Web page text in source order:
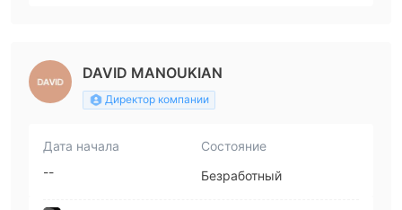
DAVID MANOUKIAN
Директор компании
Дата начала
--
Состояние
Безработный